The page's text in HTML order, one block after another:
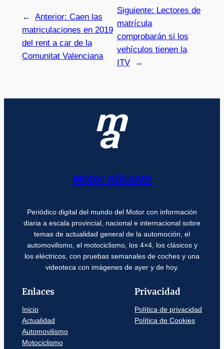
← Anterior: Caen las
matriculaciones en 2019
del rent a car de la
Comunitat Valenciana
Siguiente: Lectores de
matrícula
comprobarán si los
vehículos tienen la
ITV
→
Motor Alicante
Periódico digital del mundo del Motor con información
diaria a escala provincial, nacional e internacional sobre
temas de actualidad general de la automoción, el
automovilismo, el motociclismo, los 4×4, los clásicos y
los eléctricos, con pruebas semanales de coches y una
videoteca con imágenes de ayer y de hoy.
Enlaces
Inicio
Actualidad
Automovilismo
Motociclismo
Privacidad
Política de privacidad
Política de Cookies